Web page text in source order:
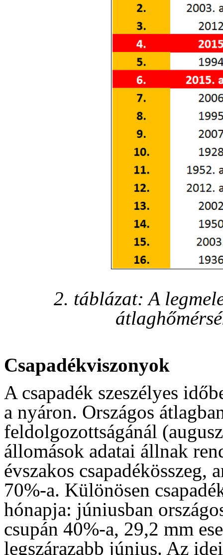
2. táblázat: A
Csapadékviszonyok
A csapadék szeszélyes
a nyáron. Országos
feldolgozottságánál
állomások adatai állnak
évszakos csapadékösszeg,
70%-a. Különösen
hónapja: júniusban
csupán 40%-a, 29,2 mm
legszárazabb június. Az